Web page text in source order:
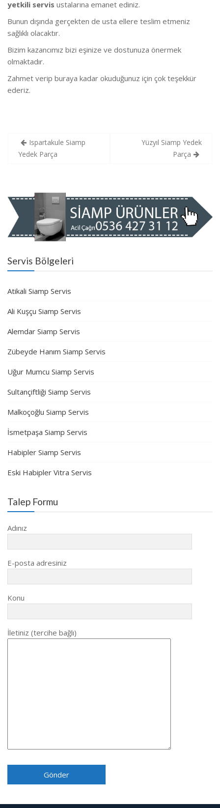
yetkili servis ustalarına emanet ediniz.
Bunun dışında gerçekten de usta ellere teslim etmeniz
sağlıklı olacaktır.
Bizim kazancımız bizi eşinize ve dostunuza önermek
olmaktadır.
Zahmet verip buraya kadar okuduğunuz için çok teşekkür
ederiz.
Yazı
gezinmesi
Ispartakule Siamp
Yedek Parça
Yüzyıl Siamp Yedek
Parça
Servis Bölgeleri
Atikali Siamp Servis
Ali Kuşçu Siamp Servis
Alemdar Siamp Servis
Zübeyde Hanım Siamp Servis
Uğur Mumcu Siamp Servis
Sultançiftliği Siamp Servis
Malkoçoğlu Siamp Servis
İsmetpaşa Siamp Servis
Habipler Siamp Servis
Eski Habipler Vitra Servis
Talep Formu
Adınız
E-posta adresiniz
Konu
İletiniz (tercihe bağlı)